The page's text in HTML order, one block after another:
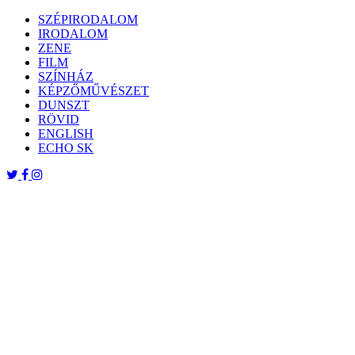
Skip
content
SZÉPIRODALOM
IRODALOM
ZENE
FILM
SZÍNHÁZ
KÉPZŐMŰVÉSZET
DUNSZT
RÖVID
ENGLISH
ECHO SK